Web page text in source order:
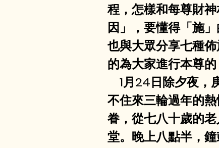
程，怎樣和每尊財
因」，要懂得「施
也與大眾分享七種
的為大家進行本尊的
1月24日除夕夜，
不住來三輪過年的
眷，從七八十歲的
堂。晚上八點半，